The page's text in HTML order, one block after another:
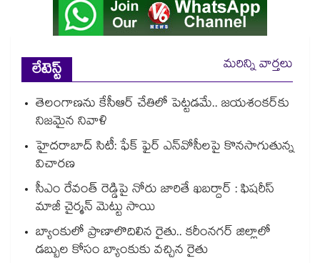
లేటెస్ట్
మరిన్ని వార్తలు
తెలంగాణను కేసీఆర్‌‌ చేతిలో పెట్టడమే.. జయశంకర్‌‌కు
నిజమైన నివాళి
హైదరాబాద్ సిటీ: ఫేక్ ఫైర్ ఎన్‌వోసీలపై కొనసాగుతున్న
విచారణ
సీఎం రేవంత్ రెడ్డిపై నోరు జారితే ఖబర్దార్ : ఫిషరీస్
మాజీ చైర్మన్ మెట్టు సాయి
బ్యాంకులో ప్రాణాలొదిలిన రైతు.. కరీంనగర్ జిల్లాలో
డబ్బుల కోసం బ్యాంకుకు వచ్చిన రైతు